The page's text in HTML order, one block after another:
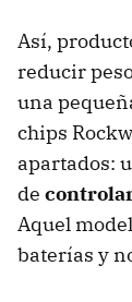
Así,
reducir
una
chips
apartados:
de
Aquel
baterías y